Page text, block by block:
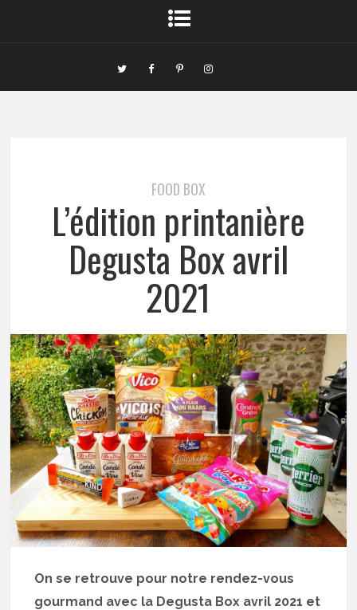
FOOD BOX
L’édition printanière
Degusta Box avril
2021
On se retrouve pour notre rendez-vous
gourmand avec la Degusta Box avril 2021 et